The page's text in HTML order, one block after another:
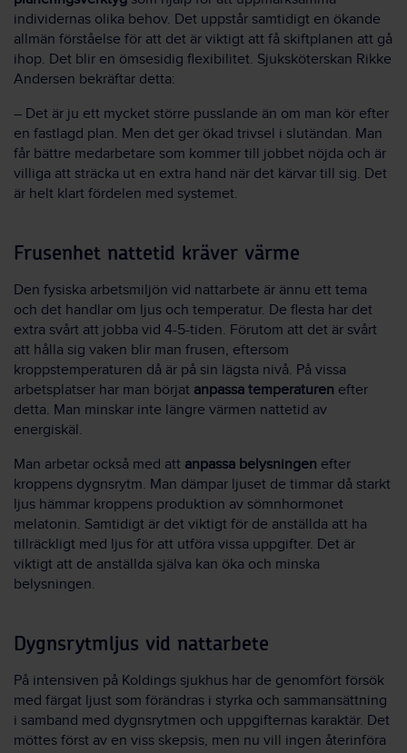
individernas olika behov. Det uppstår samtidigt en ökande
allmän förståelse för att det är viktigt att få skiftplanen att gå
ihop. Det blir en ömsesidig flexibilitet. Sjuksköterskan Rikke
Andersen bekräftar detta:
– Det är ju ett mycket större pusslande än om man kör efter
en fastlagd plan. Men det ger ökad trivsel i slutändan. Man
får bättre medarbetare som kommer till jobbet nöjda och är
villiga att sträcka ut en extra hand när det kärvar till sig. Det
är helt klart fördelen med systemet.
Frusenhet nattetid kräver värme
Den fysiska arbetsmiljön vid nattarbete är ännu ett tema
och det handlar om ljus och temperatur. De flesta har det
extra svårt att jobba vid 4-5-tiden. Förutom att det är svårt
att hålla sig vaken blir man frusen, eftersom
kroppstemperaturen då är på sin lägsta nivå. På vissa
arbetsplatser har man börjat anpassa temperaturen efter
detta. Man minskar inte längre värmen nattetid av
energiskäl.
Man arbetar också med att anpassa belysningen efter
kroppens dygnsrytm. Man dämpar ljuset de timmar då starkt
ljus hämmar kroppens produktion av sömnhormonet
melatonin. Samtidigt är det viktigt för de anställda att ha
tillräckligt med ljus för att utföra vissa uppgifter. Det är
viktigt att de anställda själva kan öka och minska
belysningen.
Dygnsrytmljus vid nattarbete
På intensiven på Koldings sjukhus har de genomfört försök
med färgat ljust som förändras i styrka och sammansättning
i samband med dygnsrytmen och uppgifternas karaktär. Det
möttes först av en viss skepsis, men nu vill ingen återinföra